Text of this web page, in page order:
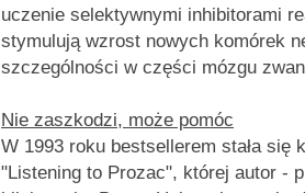
uczenie selektywnymi inhibitorami
stymulują wzrost nowych komórek
szczególności w części mózgu
Nie zaszkodzi, może pomóc
W 1993 roku bestsellerem stała się
"Listening to Prozac", której autor -